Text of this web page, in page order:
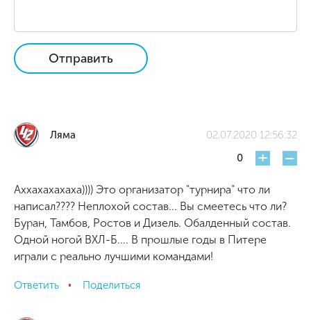
Отправить
Ляма
02.07.2020 12:56:32
0
+ -
Аххахахахаха)))) Это организатор "турнира" что ли
написал???? Неплохой состав... Вы смеетесь что ли?
Буран, Тамбов, Ростов и Дизель. Обалденный состав.
Одной ногой ВХЛ-Б.... В прошлые годы в Питере
играли с реально лучшими командами!
Ответить Поделиться